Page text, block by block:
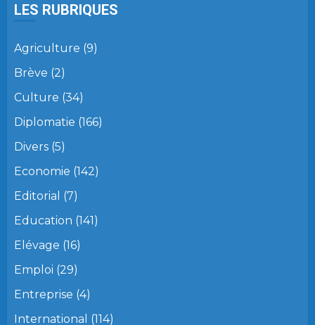
LES RUBRIQUES
Agriculture (9)
Brève (2)
Culture (34)
Diplomatie (166)
Divers (5)
Economie (142)
Editorial (7)
Education (141)
Elévage (16)
Emploi (29)
Entreprise (4)
International (114)